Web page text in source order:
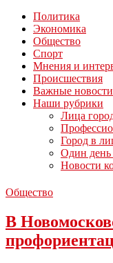
Политика
Экономика
Общество
Спорт
Мнения и
Происшествия
Важные новости
Наши рубрики
Лица
Город в
Один день
Новости
Общество
В